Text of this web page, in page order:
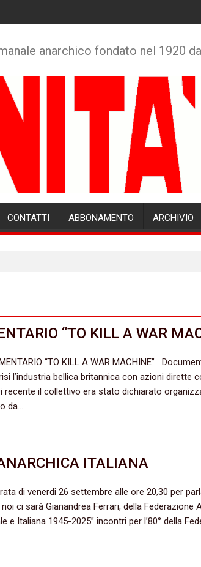
anarchico fondato nel 1920
CONTATTI ABBONAMENTO ARCHIVIO
“TO KILL A WAR
“TO KILL A WAR MACHINE”
l’industria bellica britannica con azioni dirette
il collettivo era stato dichiarato
da…
ITALIANA
di venerdi 26 settembre alle ore 20,30 per
ci sarà Gianandrea Ferrari, della Federazione
e Italiana 1945-2025” incontri per l’80° della